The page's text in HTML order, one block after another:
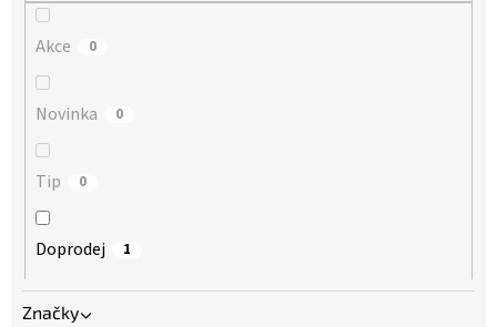
Akce 0
Novinka 0
Tip 0
Doprodej 1
Značky